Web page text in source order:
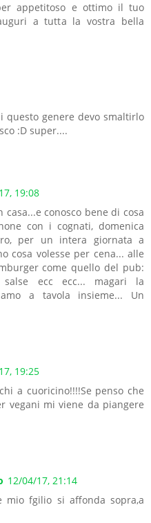
appetitoso e ottimo il tuo
a tutta la vostra bella
questo genere devo smaltirlo
:D super....
19:08
conosco bene di cosa
con i cognati, domenica
per un intera giornata a
cosa volesse per cena... alle
come quello del pub:
salse ecc ecc... magari la
a tavola insieme... Un
19:25
a cuoricino!!!!Se penso che
vegani mi viene da piangere
12/04/17, 21:14
mio fgilio si affonda sopra,a